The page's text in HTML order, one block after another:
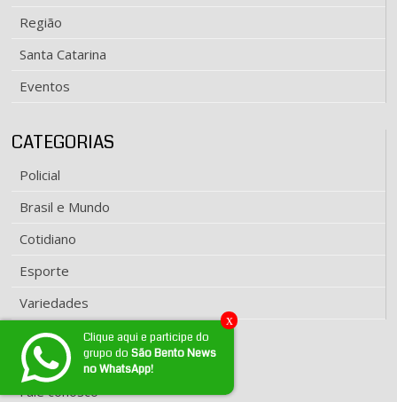
Região
Santa Catarina
Eventos
CATEGORIAS
Policial
Brasil e Mundo
Cotidiano
Esporte
Variedades
EXPEDIENTE
Fale conosco
Clique aqui e participe do
grupo do São Bento News
no WhatsApp!
x